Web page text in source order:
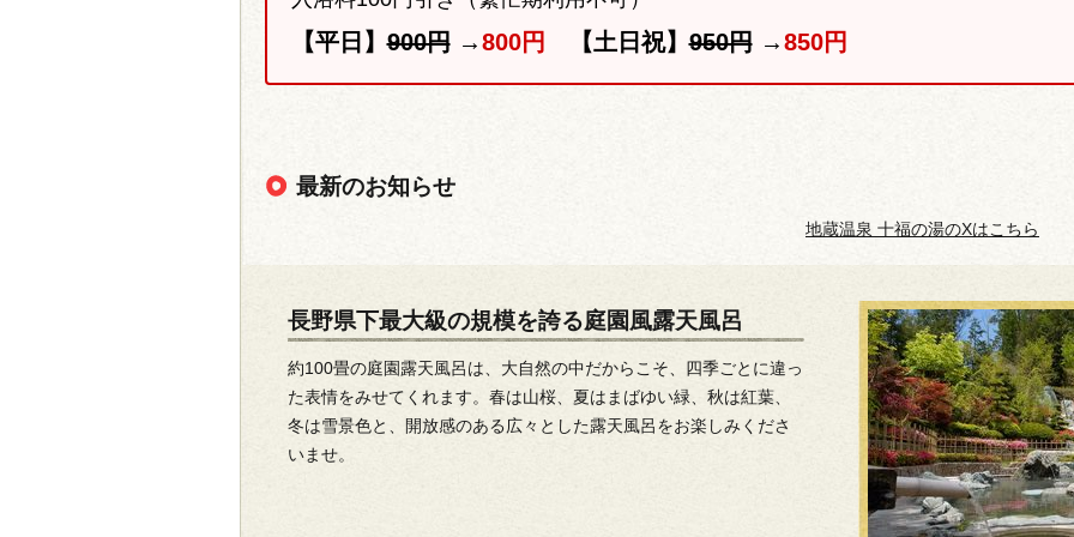
【平日】900円→800円 【土日祝】950円→850円
最新のお知らせ
地蔵温泉 十福の湯のXはこちら
長野県下最大級の規模を誇る庭園風露天風呂
約100畳の庭園露天風呂は、大自然の中だからこそ、四季ごとに違っ
た表情をみせてくれます。春は山桜、夏はまばゆい緑、秋は紅葉、
冬は雪景色と、開放感のある広々とした露天風呂をお楽しみくださ
いませ。